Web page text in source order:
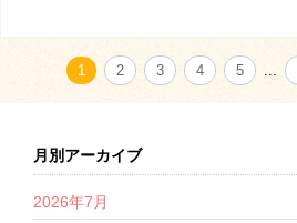
1 2 3 4 5 ...
月別アーカイブ
2026年7月